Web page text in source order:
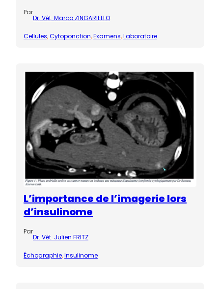
Par
Dr. Vét. Marco ZINGARIELLO
Cellules, Cytoponction, Examens, Laboratoire
L’importance de l’imagerie lors
d’insulinome
Par
Dr. Vét. Julien FRITZ
Échographie, Insulinome